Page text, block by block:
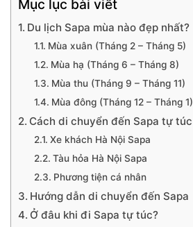
Mục lục bài viết
Du lịch Sapa mùa nào đẹp nhất?
Mùa xuân (Tháng 2 – Tháng 5)
Mùa hạ (Tháng 6 – Tháng 8)
Mùa thu (Tháng 9 – Tháng 11)
Mùa đông (Tháng 12 – Tháng 1)
Cách di chuyển đến Sapa tự túc
Xe khách Hà Nội Sapa
Tàu hỏa Hà Nội Sapa
Phương tiện cá nhân
Hướng dẫn di chuyển đến Sapa
Ở đâu khi đi Sapa tự túc?